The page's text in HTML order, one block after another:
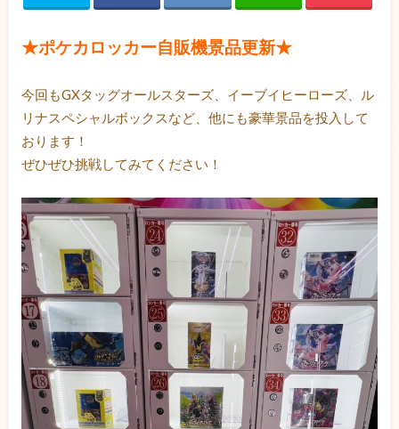
★ポケカロッカー自販機景品更新★
今回もGXタッグオールスターズ、イーブイヒーローズ、ル
リナスペシャルボックスなど、他にも豪華景品を投入して
おります！
ぜひぜひ挑戦してみてください！